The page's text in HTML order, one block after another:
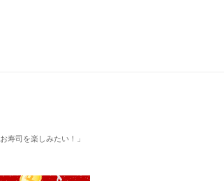
寿司を楽しみたい！」